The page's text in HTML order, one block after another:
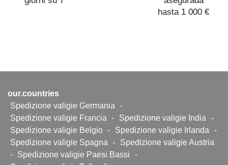
hasta 1 000 €
our.countries
Spedizione valigie Germania
-
Spedizione valigie Francia
- Spedizione valigie India
-
Spedizione valigie Belgio - Spedizione valigie Irlanda
-
Spedizione valigie Spagna
-
Spedizione valigie Austria
-
Spedizione valigie Paesi Bassi
-